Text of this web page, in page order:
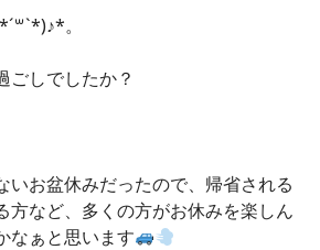
。
ごしでしたか？
いお盆休みだったので、帰省される
方など、多くの方がお休みを楽しん
なぁと思います